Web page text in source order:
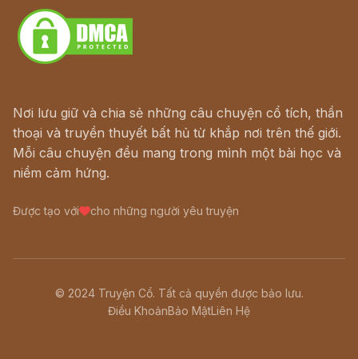
Nơi lưu giữ và chia sẻ những câu chuyện cổ tích, thần
thoại và truyền thuyết bất hủ từ khắp nơi trên thế giới.
Mỗi câu chuyện đều mang trong mình một bài học và
niềm cảm hứng.
Được tạo với cho những người yêu truyện
© 2024 Truyện Cổ. Tất cả quyền được bảo lưu.
Điều KhoảnBảo MậtLiên Hệ